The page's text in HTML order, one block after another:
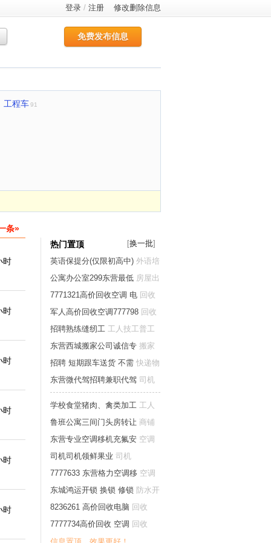
登录 / 注册 修改删除信息
免费发布信息
工程车91
条»
时
时
时
时
时
时
热门置顶 [换一批]
英语保提分(仅限初高中) 外语培
训
公寓办公室299东营最低 房屋出
租
7771321高价回收空调 电 回收
军人高价回收空调777798 回收
招聘熟练缝纫工 工人技工普工
东营西城搬家公司诚信专 搬家
招聘 短期跟车送货 不需 快递物
流配送仓储
东营微代驾招聘兼职代驾 司机
学校食堂猪肉、禽类加工 工人
技工普工
鲁班公寓三间门头房转让 商铺
出租转让
东营专业空调移机充氟安 空调
移修
司机司机领鲜果业 司机
7777633 东营格力空调移 空调
移修
东城鸿运开锁 换锁 修锁 防水开
锁家庭维修
8236261 高价回收电脑 回收
7777734高价回收 空调 回收